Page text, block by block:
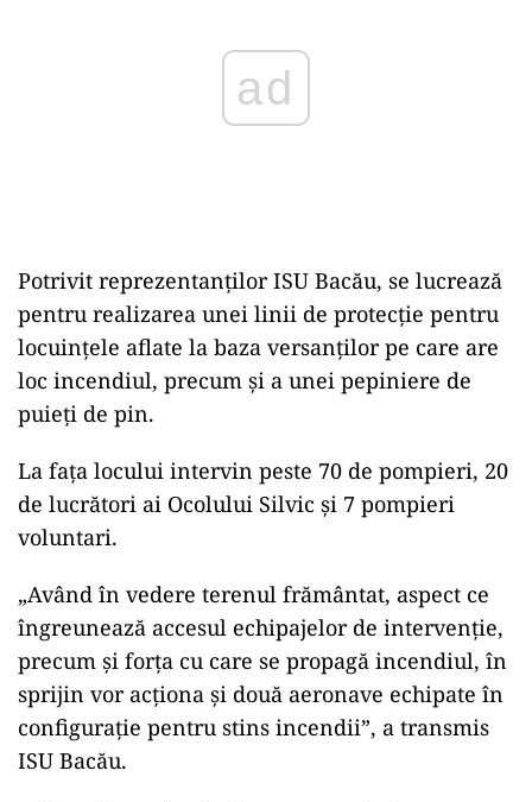
Potrivit reprezentanților ISU Bacău, se lucrează
pentru realizarea unei linii de protecție pentru
locuințele aflate la baza versanților pe care are
loc incendiul, precum și a unei pepiniere de
puieți de pin.
La fața locului intervin peste 70 de pompieri, 20
de lucrători ai Ocolului Silvic și 7 pompieri
voluntari.
„Având în vedere terenul frământat, aspect ce
îngreunează accesul echipajelor de intervenție,
precum și forța cu care se propagă incendiul, în
sprijin vor acționa și două aeronave echipate în
configurație pentru stins incendii”, a transmis
ISU Bacău.